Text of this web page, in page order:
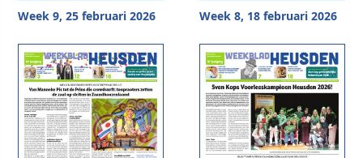
Week 9, 25 februari 2026 Week 8, 18 februari 2026